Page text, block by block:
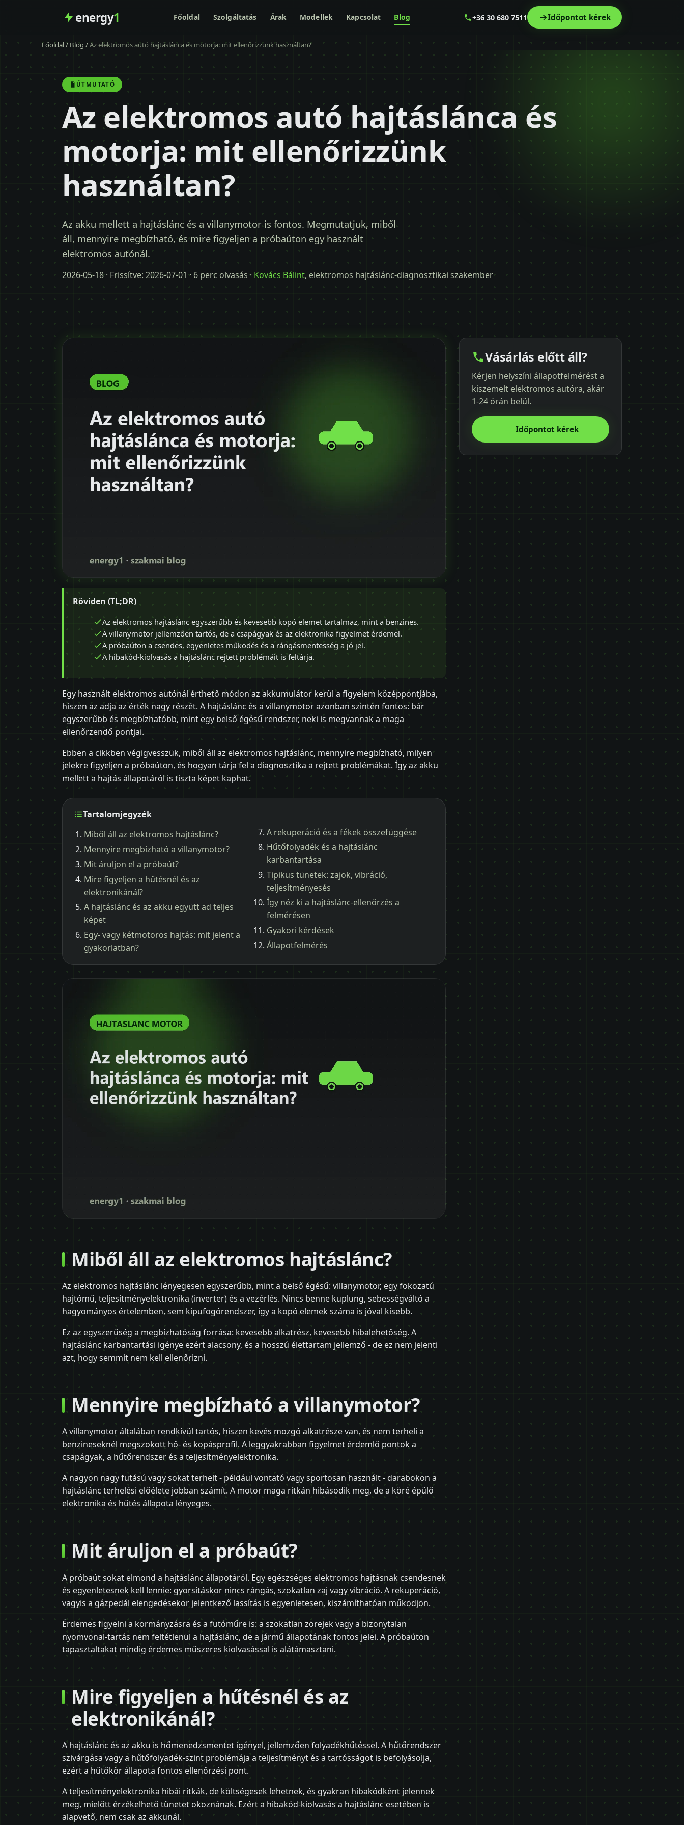
energy1 Főoldal Szolgáltatás Árak Modellek Kapcsolat Blog +36 30 680 7511 Időpontot kérek
Főoldal/ Blog /Az elektromos autó hajtáslánca és motorja: mit ellenőrizzünk használtan?
ÚTMUTATÓ
Az elektromos autó hajtáslánca és
motorja: mit ellenőrizzünk
használtan?
Az akku mellett a hajtáslánc és a villanymotor is fontos. Megmutatjuk, miből
áll, mennyire megbízható, és mire figyeljen a próbaúton egy használt
elektromos autónál.
2026-05-18· Frissítve: 2026-07-01 · 6 perc olvasás · Kovács Bálint, elektromos hajtáslánc-diagnosztikai szakember
Röviden (TL;DR)
Az elektromos hajtáslánc egyszerűbb és kevesebb kopó elemet tartalmaz, mint a benzines.
A villanymotor jellemzően tartós, de a csapágyak és az elektronika figyelmet érdemel.
A próbaúton a csendes, egyenletes működés és a rángásmentesség a jó jel.
A hibakód-kiolvasás a hajtáslánc rejtett problémáit is feltárja.
Egy használt elektromos autónál érthető módon az akkumulátor kerül a figyelem középpontjába,
hiszen az adja az érték nagy részét. A hajtáslánc és a villanymotor azonban szintén fontos: bár
egyszerűbb és megbízhatóbb, mint egy belső égésű rendszer, neki is megvannak a maga
ellenőrzendő pontjai.
Ebben a cikkben végigvesszük, miből áll az elektromos hajtáslánc, mennyire megbízható, milyen
jelekre figyeljen a próbaúton, és hogyan tárja fel a diagnosztika a rejtett problémákat. Így az akku
mellett a hajtás állapotáról is tiszta képet kaphat.
Tartalomjegyzék
Miből áll az elektromos hajtáslánc?
Mennyire megbízható a villanymotor?
Mit áruljon el a próbaút?
Mire figyeljen a hűtésnél és az
elektronikánál?
A hajtáslánc és az akku együtt ad teljes
képet
Egy- vagy kétmotoros hajtás: mit jelent a
gyakorlatban?
A rekuperáció és a fékek összefüggése
Hűtőfolyadék és a hajtáslánc
karbantartása
Tipikus tünetek: zajok, vibráció,
teljesítményesés
Így néz ki a hajtáslánc-ellenőrzés a
felmérésen
Gyakori kérdések
Állapotfelmérés
Miből áll az elektromos hajtáslánc?
Az elektromos hajtáslánc lényegesen egyszerűbb, mint a belső égésű: villanymotor, egy fokozatú
hajtómű, teljesítményelektronika (inverter) és a vezérlés. Nincs benne kuplung, sebességváltó a
hagyományos értelemben, sem kipufogórendszer, így a kopó elemek száma is jóval kisebb.
Ez az egyszerűség a megbízhatóság forrása: kevesebb alkatrész, kevesebb hibalehetőség. A
hajtáslánc karbantartási igénye ezért alacsony, és a hosszú élettartam jellemző - de ez nem jelenti
azt, hogy semmit nem kell ellenőrizni.
Mennyire megbízható a villanymotor?
A villanymotor általában rendkívül tartós, hiszen kevés mozgó alkatrésze van, és nem terheli a
benzineseknél megszokott hő- és kopásprofil. A leggyakrabban figyelmet érdemlő pontok a
csapágyak, a hűtőrendszer és a teljesítményelektronika.
A nagyon nagy futású vagy sokat terhelt - például vontató vagy sportosan használt - darabokon a
hajtáslánc terhelési előélete jobban számít. A motor maga ritkán hibásodik meg, de a köré épülő
elektronika és hűtés állapota lényeges.
Mit áruljon el a próbaút?
A próbaút sokat elmond a hajtáslánc állapotáról. Egy egészséges elektromos hajtásnak csendesnek
és egyenletesnek kell lennie: gyorsításkor nincs rángás, szokatlan zaj vagy vibráció. A rekuperáció,
vagyis a gázpedál elengedésekor jelentkező lassítás is egyenletesen, kiszámíthatóan működjön.
Érdemes figyelni a kormányzásra és a futóműre is: a szokatlan zörejek vagy a bizonytalan
nyomvonal-tartás nem feltétlenül a hajtáslánc, de a jármű állapotának fontos jelei. A próbaúton
tapasztaltakat mindig érdemes műszeres kiolvasással is alátámasztani.
Mire figyeljen a hűtésnél és az
elektronikánál?
A hajtáslánc és az akku is hőmenedzsmentet igényel, jellemzően folyadékhűtéssel. A hűtőrendszer
szivárgása vagy a hűtőfolyadék-szint problémája a teljesítményt és a tartósságot is befolyásolja,
ezért a hűtőkör állapota fontos ellenőrzési pont.
A teljesítményelektronika hibái ritkák, de költségesek lehetnek, és gyakran hibakódként jelennek
meg, mielőtt érzékelhető tünetet okoznának. Ezért a hibakód-kiolvasás a hajtáslánc esetében is
alapvető, nem csak az akkunál.
Vásárlás előtt áll?
Kérjen helyszíni állapotfelmérést a
kiszemelt elektromos autóra, akár
1-24 órán belül.
Időpontot kérek